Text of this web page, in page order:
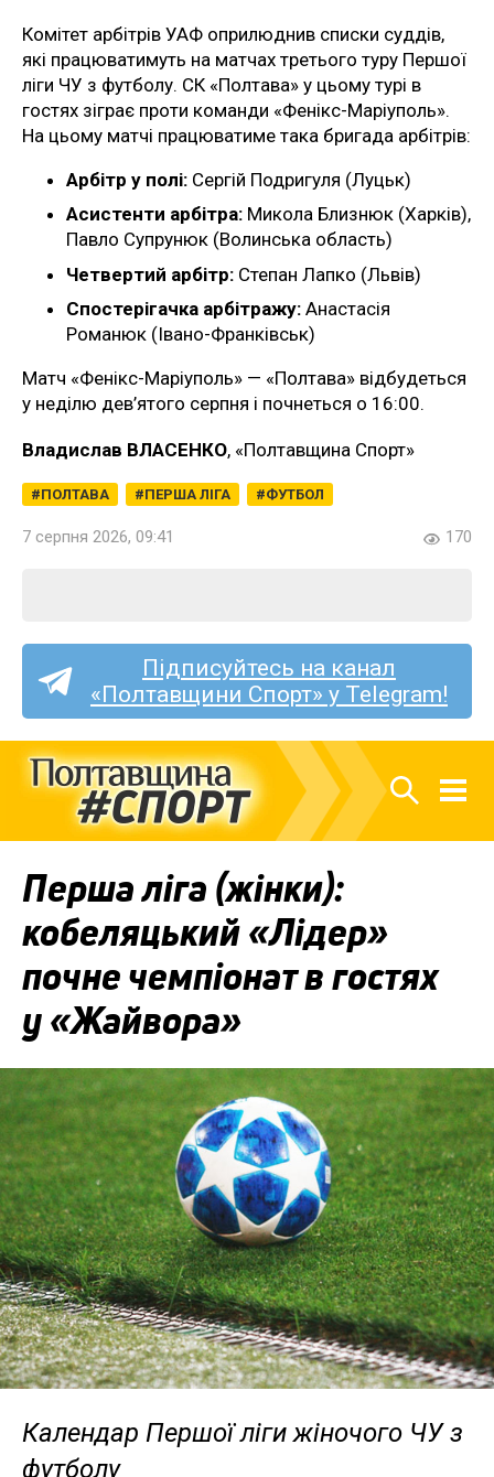
Комітет арбітрів УАФ оприлюднив списки суддів,
які працюватимуть на матчах третього туру Першої
ліги ЧУ з футболу. СК «Полтава» у цьому турі в
гостях зіграє проти команди «Фенікс-Маріуполь».
На цьому матчі працюватиме така бригада арбітрів:
Арбітр у полі: Сергій Подригуля (Луцьк)
Асистенти арбітра: Микола Близнюк (Харків),
Павло Супрунюк (Волинська область)
Четвертий арбітр: Степан Лапко (Львів)
Спостерігачка арбітражу: Анастасія
Романюк (Івано-Франківськ)
Матч «Фенікс-Маріуполь» — «Полтава» відбудеться
у неділю дев’ятого серпня і почнеться о 16:00.
Владислав ВЛАСЕНКО, «Полтавщина Спорт»
ПОЛТАВА ПЕРША ЛІГА ФУТБОЛ
7 серпня 2026, 09:41 170
Підписуйтесь на канал
«Полтавщини Спорт» у Telegram!
Перша ліга (жінки):
кобеляцький «Лідер»
почне чемпіонат в гостях
у «Жайвора»
Календар Першої ліги жіночого ЧУ з
футболу